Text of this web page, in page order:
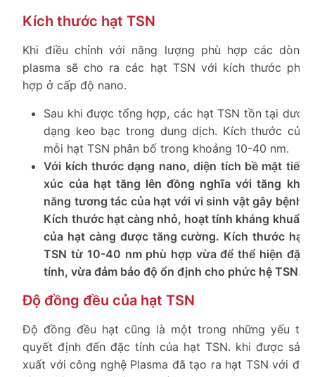
Kích thước hạt TSN
Khi điều chỉnh với năng lượng phù hợp các dòng
plasma sẽ cho ra các hạt TSN với kích thước phù
hợp ở cấp độ nano.
Sau khi được tổng hợp, các hạt TSN tồn tại dưới
dạng keo bạc trong dung dịch. Kích thước của
mỗi hạt TSN phân bố trong khoảng 10-40 nm.
Với kích thước dạng nano, diện tích bề mặt tiếp
xúc của hạt tăng lên đồng nghĩa với tăng khả
năng tương tác của hạt với vi sinh vật gây bệnh.
Kích thước hạt càng nhỏ, hoạt tính kháng khuẩn
của hạt càng được tăng cường. Kích thước hạt
TSN từ 10-40 nm phù hợp vừa để thể hiện đặc
tính, vừa đảm bảo độ ổn định cho phức hệ TSN.
Độ đồng đều của hạt TSN
Độ đồng đều hạt cũng là một trong những yếu tố
quyết định đến đặc tính của hạt TSN. khi được sản
xuất với công nghệ Plasma đã tạo ra hạt TSN với độ